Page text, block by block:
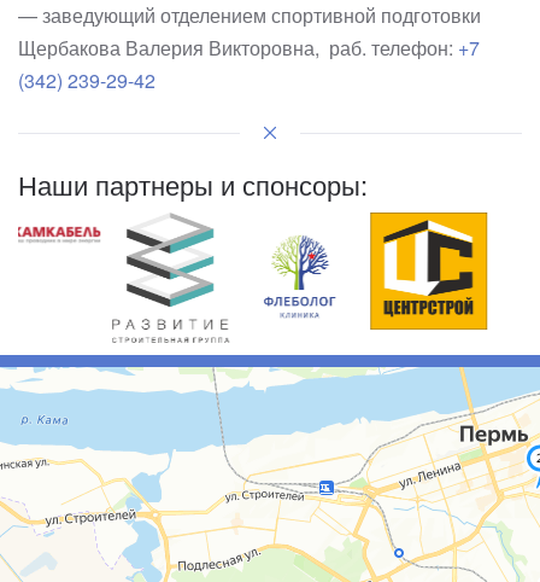
— заведующий отделением спортивной подготовки
Щербакова Валерия Викторовна, раб. телефон: +7
(342) 239-29-42
Наши партнеры и спонсоры: